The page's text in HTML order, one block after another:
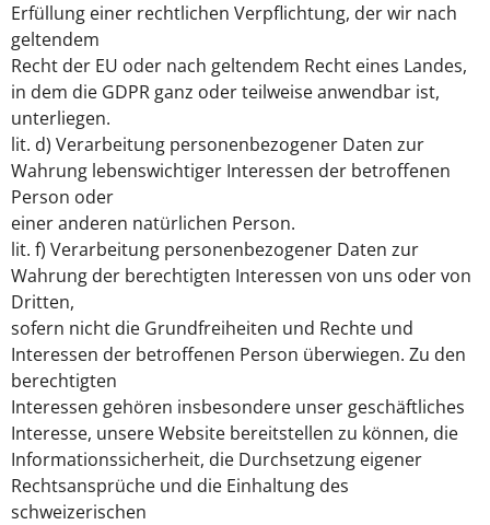
Erfüllung einer rechtlichen Verpflichtung, der wir nach
geltendem
Recht der EU oder nach geltendem Recht eines Landes,
in dem die GDPR ganz oder teilweise anwendbar ist,
unterliegen.
lit. d) Verarbeitung personenbezogener Daten zur
Wahrung lebenswichtiger Interessen der betroffenen
Person oder
einer anderen natürlichen Person.
lit. f) Verarbeitung personenbezogener Daten zur
Wahrung der berechtigten Interessen von uns oder von
Dritten,
sofern nicht die Grundfreiheiten und Rechte und
Interessen der betroffenen Person überwiegen. Zu den
berechtigten
Interessen gehören insbesondere unser geschäftliches
Interesse, unsere Website bereitstellen zu können, die
Informationssicherheit, die Durchsetzung eigener
Rechtsansprüche und die Einhaltung des
schweizerischen